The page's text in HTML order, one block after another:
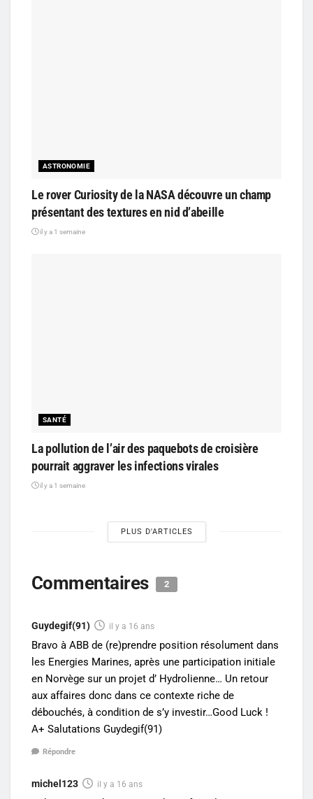
ASTRONOMIE
Le rover Curiosity de la NASA découvre un champ
présentant des textures en nid d’abeille
il y a 1 semaine
SANTÉ
La pollution de l’air des paquebots de croisière
pourrait aggraver les infections virales
il y a 1 semaine
PLUS D'ARTICLES
Commentaires 2
Guydegif(91) il y a 16 ans
Bravo à ABB de (re)prendre position résolument dans
les Energies Marines, après une participation initiale
en Norvège sur un projet d’ Hydrolienne… Un retour
aux affaires donc dans ce contexte riche de
débouchés, à condition de s’y investir…Good Luck !
A+ Salutations Guydegif(91)
Répondre
michel123 il y a 16 ans